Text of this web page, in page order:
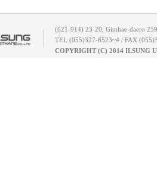
(621-914) 23-20, Gimhae-daero
TEL (055)327-6523~4 / FAX
COPYRIGHT (C) 2014 ILSUNG